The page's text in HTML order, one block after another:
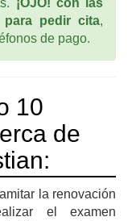
pedir cita,
de pago.
10
de
la renovación
el examen